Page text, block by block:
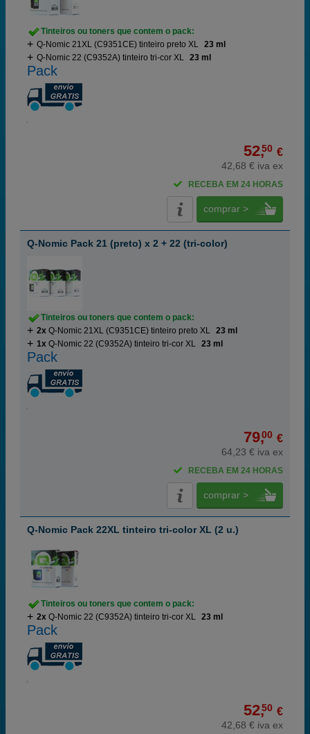
Tinteiros ou toners que contem o pack:
Q-Nomic 21XL (C9351CE) tinteiro preto XL 23 ml
Q-Nomic 22 (C9352A) tinteiro tri-cor XL 23 ml
Pack
52,50 €
42,68 € iva ex
RECEBA EM 24 HORAS
comprar >
Q-Nomic Pack 21 (preto) x 2 + 22 (tri-color)
Tinteiros ou toners que contem o pack:
2x Q-Nomic 21XL (C9351CE) tinteiro preto XL 23 ml
1x Q-Nomic 22 (C9352A) tinteiro tri-cor XL 23 ml
Pack
79,00 €
64,23 € iva ex
RECEBA EM 24 HORAS
comprar >
Q-Nomic Pack 22XL tinteiro tri-color XL (2 u.)
Tinteiros ou toners que contem o pack:
2x Q-Nomic 22 (C9352A) tinteiro tri-cor XL 23 ml
Pack
52,50 €
42,68 € iva ex